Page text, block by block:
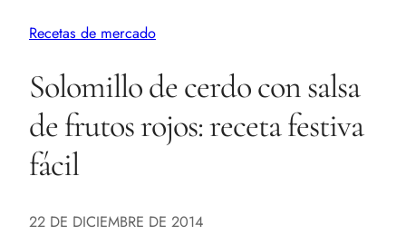
Recetas de mercado
Solomillo de cerdo con salsa
de frutos rojos: receta festiva
fácil
22 DE DICIEMBRE DE 2014